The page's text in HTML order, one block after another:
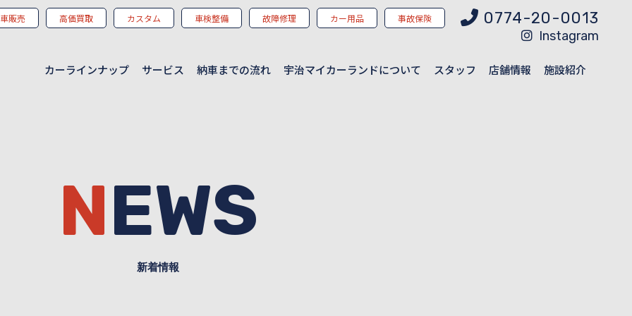
販売 高価買取 カスタム 車検整備 故障修理 カー用品 事故保険 0774-20-0013
Instagram
カーラインナップ サービス 納車までの流れ 宇治マイカーランドについて スタッフ 店舗情報 施設紹介
NEWS
新着情報